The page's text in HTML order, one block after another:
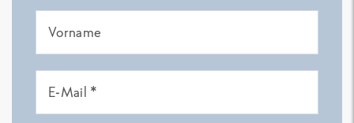
Vorname
E-Mail *